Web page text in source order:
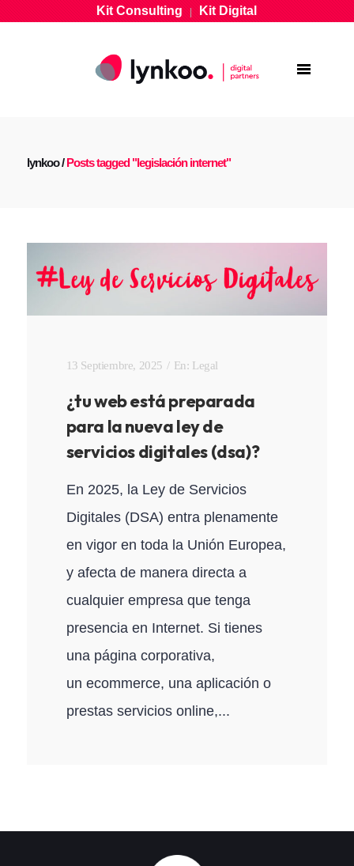
Kit Consulting|Kit Digital
lynkoo/Posts tagged "legislación internet"
13 Septiembre, 2025 En: Legal
¿tu web está preparada
para la nueva ley de
servicios digitales (dsa)?
En 2025, la Ley de Servicios
Digitales (DSA) entra plenamente
en vigor en toda la Unión Europea,
y afecta de manera directa a
cualquier empresa que tenga
presencia en Internet. Si tienes
una página corporativa,
un ecommerce, una aplicación o
prestas servicios online,...